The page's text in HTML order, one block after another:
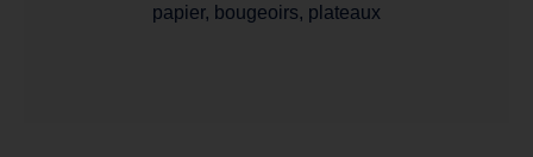
papier, bougeoirs, plateaux